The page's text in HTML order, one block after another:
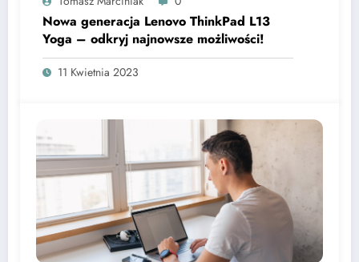
Nowa generacja Lenovo ThinkPad L13
Yoga – odkryj najnowsze możliwości!
11 Kwietnia 2023